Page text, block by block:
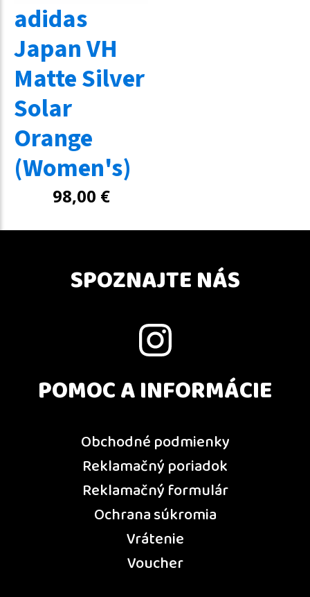
adidas
Japan VH
Matte Silver
Solar
Orange
(Women's)
98,00 €
SPOZNAJTE NÁS
POMOC A INFORMÁCIE
Obchodné podmienky
Reklamačný poriadok
Reklamačný formulár
Ochrana súkromia
Vrátenie
Voucher